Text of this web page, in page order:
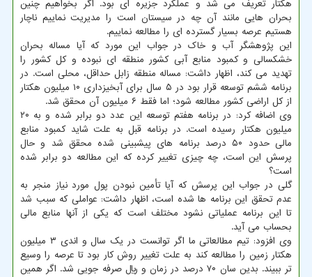
هکتار تعریف می شد و عملکرد جزیره ای بود. اگر بخواهیم چنین
بحران هایی مانند آن چه در سیستان است را مدیریت نماییم ناچار
هستیم عرصه بسیار گسترده ای را مطالعه نماییم.
این پژوهشگر آب و خاک در جواب این مورد که آیا مساله بحران
خشکسالی و کمبود منابع آبی کشور منطقه ای نبوده و کل کشور را
تهدید می کند، اظهار داشت: مساله منطقه زابل حداقل، محلی است. در
برنامه ششم توسعه قرار بود در ۵ سال برای آبخیزداری ۱۰ میلیون هکتار
از کل اراضی کشور مطالعه شود؛ اما فقط ۶ میلیون آن محقق شد.
وی اضافه کرد: در برنامه هفتم توسعه این عدد دو برابر شده و به ۲۰
میلیون هکتار رسیده است. در برنامه قبل به علت شاید کمبود منابع
مالی حدود ۵۰ درصد برنامه های پیشبینی شده محقق شد و حال
پرسش این است، چه چیزی تغییر کرده که این مطالعه دو برابر شده
است؟
گلی در جواب این پرسش که آیا تأمین نبودن پول مورد نیاز منجر به
عدم تحقق این برنامه ها شده است، اظهار داشت: عواملی که سبب شد
تا این برنامه عملیاتی نشود مختلف است که یکی از آنها منابع مالی
بحساب می آید.
وی افزود: تیم مطالعاتی ما اگر توانست در یک سال و اندی ۳ میلیون
هکتار زمین را مطالعه کند به علت تغییر روش کار بود تا عرصه را وسیع
تر ببیند. بدین سان ۷۰ درصد در زمان و ریال صرفه جویی شد. اگر همین